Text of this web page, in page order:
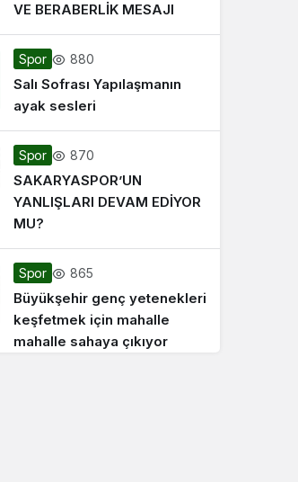
VE BERABERLİK MESAJI
Spor 880
Salı Sofrası Yapılaşmanın
ayak sesleri
Spor 870
SAKARYASPOR’UN
YANLIŞLARI DEVAM EDİYOR
MU?
Spor 865
Büyükşehir genç yetenekleri
keşfetmek için mahalle
mahalle sahaya çıkıyor